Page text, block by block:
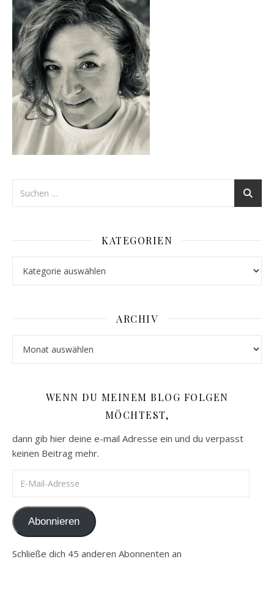
KATEGORIEN
ARCHIV
WENN DU MEINEM BLOG FOLGEN
MÖCHTEST,
dann gib hier deine e-mail Adresse ein und du verpasst
keinen Beitrag mehr.
Abonnieren
Schließe dich 45 anderen Abonnenten an